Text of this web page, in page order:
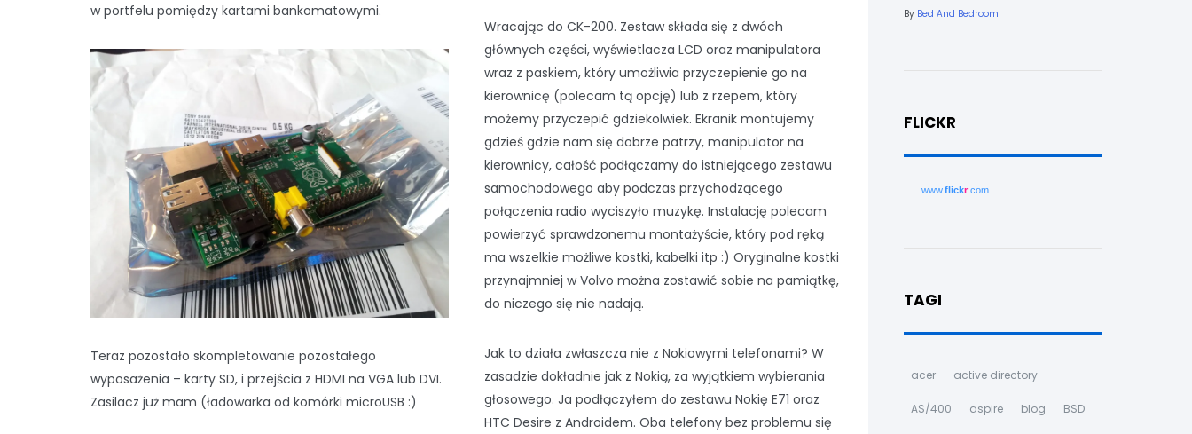
w portfelu pomiędzy kartami bankomatowymi.
Teraz pozostało skompletowanie pozostałego
wyposażenia – karty SD, i przejścia z HDMI na VGA lub DVI.
Zasilacz już mam (ładowarka od komórki microUSB :)
Wracając do CK-200. Zestaw składa się z dwóch
głównych części, wyświetlacza LCD oraz manipulatora
wraz z paskiem, który umożliwia przyczepienie go na
kierownicę (polecam tą opcję) lub z rzepem, który
możemy przyczepić gdziekolwiek. Ekranik montujemy
gdzieś gdzie nam się dobrze patrzy, manipulator na
kierownicy, całość podłączamy do istniejącego zestawu
samochodowego aby podczas przychodzącego
połączenia radio wyciszyło muzykę. Instalację polecam
powierzyć sprawdzonemu montażyście, który pod ręką
ma wszelkie możliwe kostki, kabelki itp :) Oryginalne kostki
przynajmniej w Volvo można zostawić sobie na pamiątkę,
do niczego się nie nadają.
Jak to działa zwłaszcza nie z Nokiowymi telefonami? W
zasadzie dokładnie jak z Nokią, za wyjątkiem wybierania
głosowego. Ja podłączyłem do zestawu Nokię E71 oraz
HTC Desire z Androidem. Oba telefony bez problemu się
By Bed And Bedroom
FLICKR
www.flickr .com
TAGI
acer active directory
AS/400 aspire blog BSD